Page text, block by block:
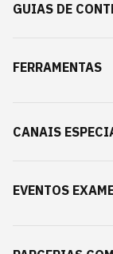
GUIAS DE
FERRAMENTAS
CANAIS
EVENTOS